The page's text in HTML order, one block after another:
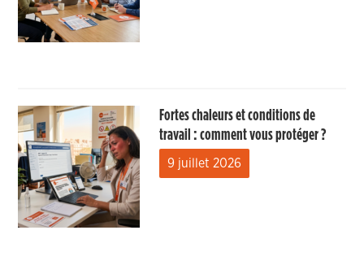
Fortes chaleurs et conditions de
travail : comment vous protéger ?
9 juillet 2026